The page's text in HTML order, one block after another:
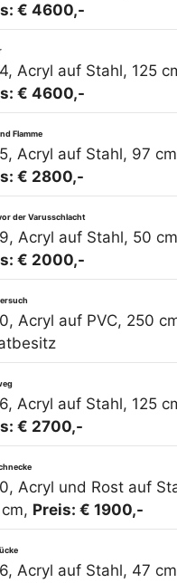
€ 4600,-
Acryl auf Stahl, 125
€ 4600,-
Flamme
Acryl auf Stahl, 97
€ 2800,-
der Varusschlacht
Acryl auf Stahl, 50
€ 2000,-
Acryl auf PVC, 250
Acryl auf Stahl, 125
€ 2700,-
Acryl und Rost auf
Preis: € 1900,-
Acryl auf Stahl, 47